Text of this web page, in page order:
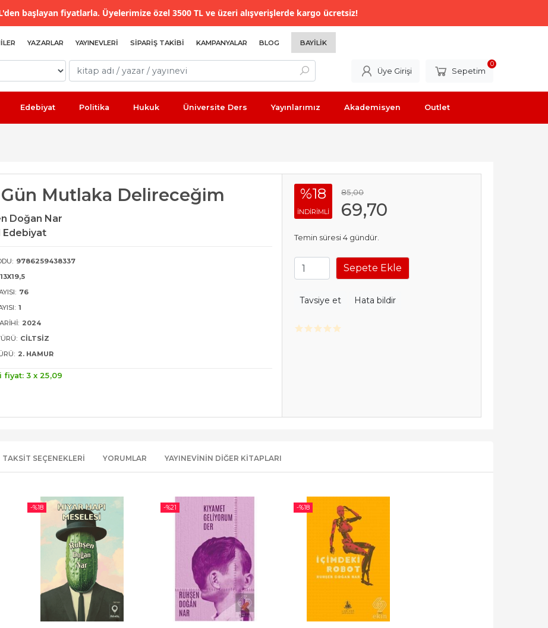
başlayan fiyatlarla. Üyelerimize özel 3500 TL ve üzeri alışverişlerde kargo ücretsiz!
YAZARLAR YAYINEVLERI SIPARIŞ TAKIBI KAMPANYALAR BLOG BAYILIK
Üye Girişi Sepetim
0
Edebiyat Politika Hukuk Üniversite Ders Yayınlarımız Akademisyen Outlet
Mutlaka Delireceğim
Doğan Nar
Edebiyat
9786259438337
13X19,5
76
1
2024
CILTSIZ
2. HAMUR
fiyat: 3 x25,09
%18
INDIRIMLI
85,00
69,70
Temin süresi 4 gündür.
Sepete Ekle
Tavsiye et Hata bildir
TAKSIT SEÇENEKLERI YORUMLAR YAYINEVININ DIĞER KITAPLARI
-%18 -%21 -%18